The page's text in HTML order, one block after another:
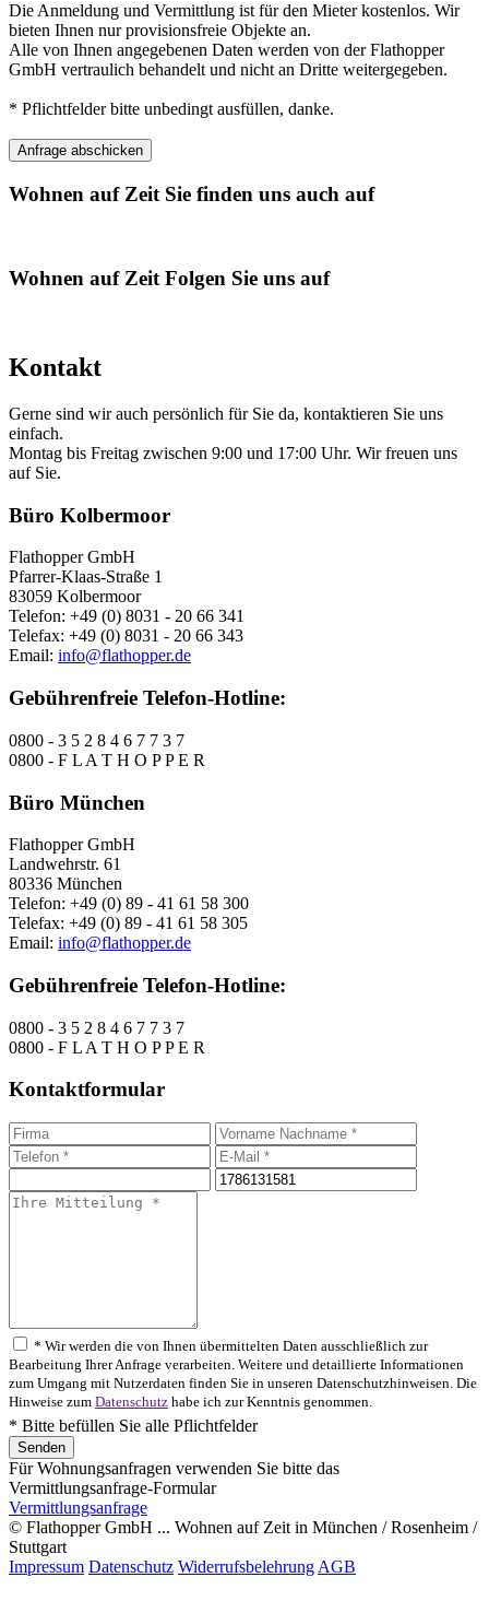
Die Anmeldung und Vermittlung ist für den Mieter kostenlos. Wir
bieten Ihnen nur provisionsfreie Objekte an.
Alle von Ihnen angegebenen Daten werden von der Flathopper
GmbH vertraulich behandelt und nicht an Dritte weitergegeben.
* Pflichtfelder bitte unbedingt ausfüllen, danke.
Wohnen auf Zeit Sie finden uns auch auf
Wohnen auf ZeitFolgen Sie uns auf
Kontakt
Gerne sind wir auch persönlich für Sie da, kontaktieren Sie uns
einfach.
Montag bis Freitag zwischen 9:00 und 17:00 Uhr. Wir freuen uns
auf Sie.
Büro Kolbermoor
Flathopper GmbH
Pfarrer-Klaas-Straße 1
83059 Kolbermoor
Telefon: +49 (0) 8031 - 20 66 341
Telefax: +49 (0) 8031 - 20 66 343
Email: info@flathopper.de
Gebührenfreie Telefon-Hotline:
0800 - 3 5 2 8 4 6 7 7 3 7
0800 - F L A T H O P P E R
Büro München
Flathopper GmbH
Landwehrstr. 61
80336 München
Telefon: +49 (0) 89 - 41 61 58 300
Telefax: +49 (0) 89 - 41 61 58 305
Email: info@flathopper.de
Gebührenfreie Telefon-Hotline:
0800 - 3 5 2 8 4 6 7 7 3 7
0800 - F L A T H O P P E R
Kontaktformular
* Wir werden die von Ihnen übermittelten Daten ausschließlich zur
Bearbeitung Ihrer Anfrage verarbeiten. Weitere und detaillierte Informationen
zum Umgang mit Nutzerdaten finden Sie in unseren Datenschutzhinweisen. Die
Hinweise zum Datenschutz habe ich zur Kenntnis genommen.
* Bitte befüllen Sie alle Pflichtfelder
Für Wohnungsanfragen verwenden Sie bitte das
Vermittlungsanfrage-Formular
Vermittlungsanfrage
© Flathopper GmbH ... Wohnen auf Zeit in München / Rosenheim /
Stuttgart
Impressum Datenschutz Widerrufsbelehrung AGB